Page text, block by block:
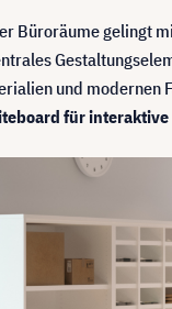
Büroräume gelingt
und modernen
für interaktive